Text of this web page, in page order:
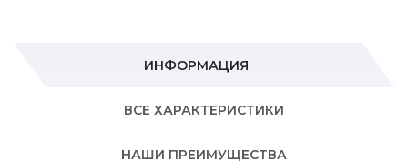
ИНФОРМАЦИЯ
ВСЕ ХАРАКТЕРИСТИКИ
НАШИ ПРЕИМУЩЕСТВА